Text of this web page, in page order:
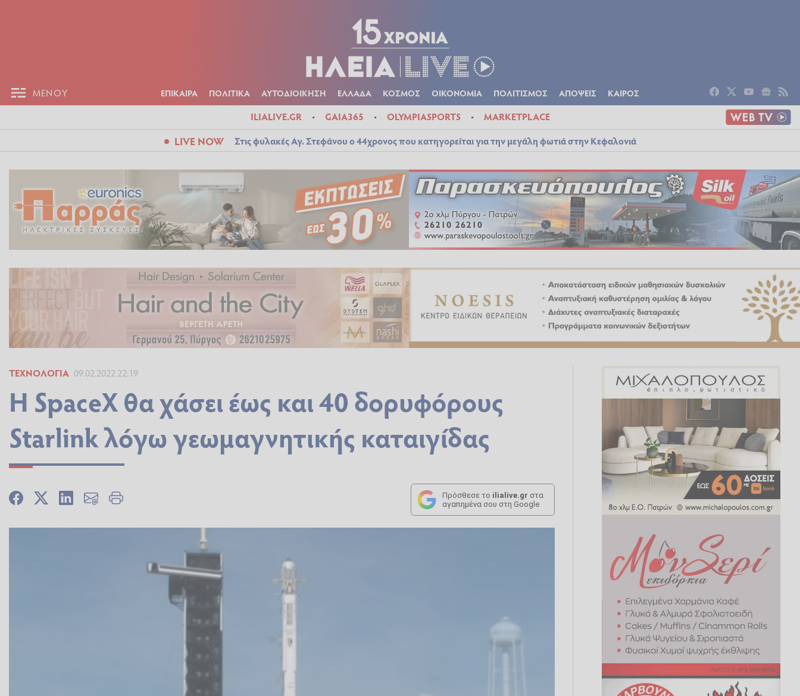
ΜΕΝΟΥ ΕΠΙΚΑΙΡΑ ΠΟΛΙΤΙΚΑ ΑΥΤΟΔΙΟΙΚΗΣΗ ΕΛΛΑΔΑ ΚΟΣΜΟΣ ΟΙΚΟΝΟΜΙΑ ΠΟΛΙΤΙΣΜΟΣ ΑΠΟΨΕΙΣ ΚΑΙΡΟΣ
ILIALIVE.GR GAIA365 OLYMPIASPORTS MARKETPLACE
LIVE NOW Στις φυλακές Αγ. Στεφάνου ο 44χρονος που κατηγορείται για την μεγάλη φωτιά στην Κεφαλονιά
ΤΕΧΝΟΛΟΓΊΑ 09.02.2022 22:19
Η SpaceX θα χάσει έως και 40 δορυφόρους
Starlink λόγω γεωμαγνητικής καταιγίδας
Πρόσθεσε το ilialive.gr στα
αγαπημένα σου στη Google